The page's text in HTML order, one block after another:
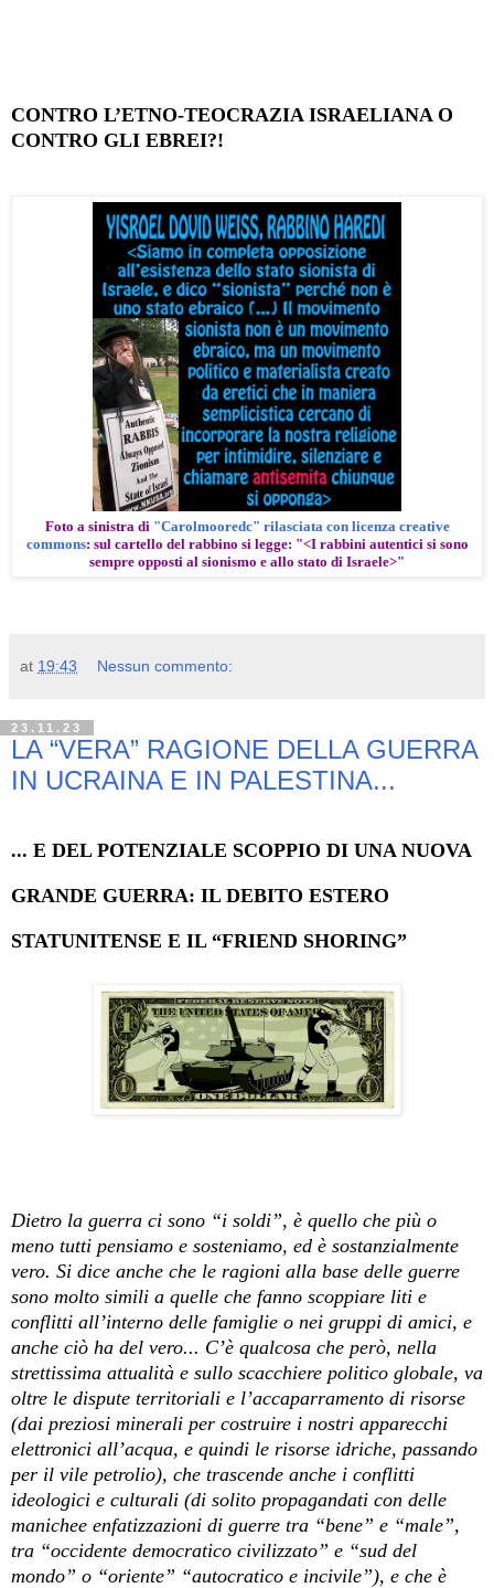
CONTRO L’ETNO-TEOCRAZIA ISRAELIANA O
CONTRO GLI EBREI?!
Foto a sinistra di "Carolmooredc" rilasciata con licenza creative
commons: sul cartello del rabbino si legge: "<I rabbini autentici si sono
sempre opposti al sionismo e allo stato di Israele>"
at 19:43 Nessun commento:
23.11.23
LA “VERA” RAGIONE DELLA GUERRA
IN UCRAINA E IN PALESTINA...
... E DEL POTENZIALE SCOPPIO DI UNA NUOVA
GRANDE GUERRA: IL DEBITO ESTERO
STATUNITENSE E IL “FRIEND SHORING”
Dietro la guerra ci sono “i soldi”, è quello che più o
meno tutti pensiamo e sosteniamo, ed è sostanzialmente
vero. Si dice anche che le ragioni alla base delle guerre
sono molto simili a quelle che fanno scoppiare liti e
conflitti all’interno delle famiglie o nei gruppi di amici, e
anche ciò ha del vero... C’è qualcosa che però, nella
strettissima attualità e sullo scacchiere politico globale, va
oltre le dispute territoriali e l’accaparramento di risorse
(dai preziosi minerali per costruire i nostri apparecchi
elettronici all’acqua, e quindi le risorse idriche, passando
per il vile petrolio), che trascende anche i conflitti
ideologici e culturali (di solito propagandati con delle
manichee enfatizzazioni di guerre tra “bene” e “male”,
tra “occidente democratico civilizzato” e “sud del
mondo” o “oriente” “autocratico e incivile”), e che è